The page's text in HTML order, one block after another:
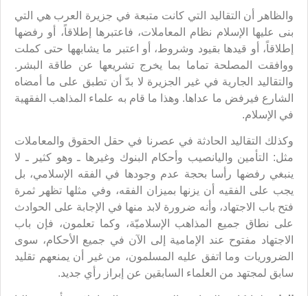
والظاهر أن التقاليد التي كانت متبعة في جزيرة العرب هي التي
بنى عليها الإسلام نظام المعاملات، فاعتبرها إطلاقاً، أو رفضها
إطلاقاً، أو قيدها بقيود وشروط، أو اعتبر ما يشابهها حتى كملت
ووافقت المصلحة تماما بما يخرج تشريعها عن طاقة البشر.
والتقاليد الجارية في غير الجزيرة لا بدّ أن تطبق على ما أمضاه
الشارع فيرفض ما عداها. وهذا ما قام به علماء المذاهب الفقهية
في الإسلام.
وكذلك التقاليد الحادثة في عصرنا في حقل الحقوق والمعاملات
مثل: التأمين واليانصيب وأحكام البنوك وغيرها ـ وهو كثير ـ لا
ينبغي رفضها رأسا بحجة عدم وجودها في الفقه الإسلامي، بل
يجب على الفقيه أن يزنها بميزان الفقه، وفي مثلها تظهر ثمرة
فتح باب الاجتهاد، وأنه ضرورة لابد منها في الإجابة على الحوادث
على نطاق جميع المذاهب الإسلاميّة، وكما تعلمون، فإن باب
الاجتهاد مفتوح عند الإمامية إلى الآن في جميع الأحكام، سوى
الضروريات وما اتفق عليه المسلمون، من غير أن يمنعهم تقليد
سابق لمجتهد من العلماء السابقين عن إبراز رأي جديد.